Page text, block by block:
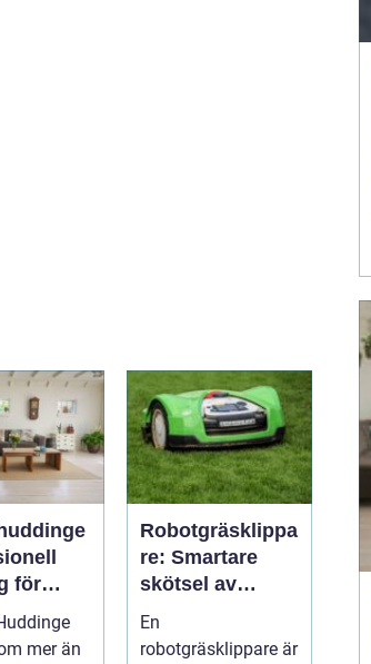
för
resultat
mer än
Robotgräsklippa
re: Smartare
skötsel av
gräsmattan året
runt
En
robotgräsklippare är